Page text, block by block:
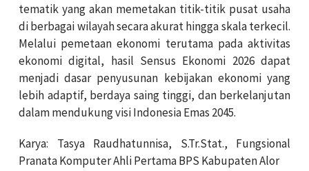
tematik yang akan memetakan titik-titik pusat usaha
di berbagai wilayah secara akurat hingga skala terkecil.
Melalui pemetaan ekonomi terutama pada aktivitas
ekonomi digital, hasil Sensus Ekonomi 2026 dapat
menjadi dasar penyusunan kebijakan ekonomi yang
lebih adaptif, berdaya saing tinggi, dan berkelanjutan
dalam mendukung visi Indonesia Emas 2045.
Karya: Tasya Raudhatunnisa, S.Tr.Stat., Fungsional
Pranata Komputer Ahli Pertama BPS Kabupaten Alor